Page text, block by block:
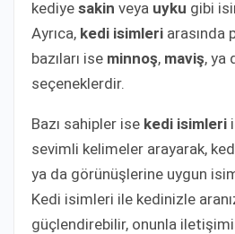
kediye sakin veya uyku gibi
Ayrıca, kedi isimleri arasında
bazıları ise minnoş, maviş, ya
seçeneklerdir.
Bazı sahipler ise kedi isimleri
sevimli kelimeler arayarak,
ya da görünüşlerine uygun
Kedi isimleri ile kedinizle
güçlendirebilir, onunla